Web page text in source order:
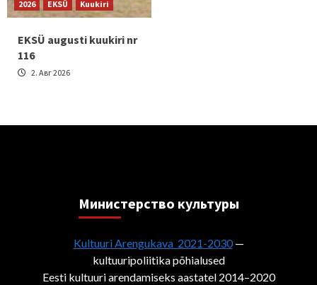
2026 EKSÜ Kuukiri
EKSÜ augusti kuukiri nr
116
2. Авг 2026
Министерствo культуры
Kultuuri Arengukava 2021-2030—
kultuuripoliitika põhialused
Eesti kultuuri arendamiseks aastatel 2014–2020